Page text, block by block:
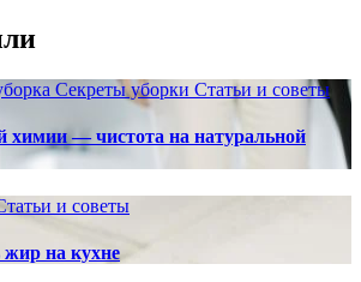
Секреты уборки Статьи и советы
химии — чистота на натуральной
и советы
на кухне